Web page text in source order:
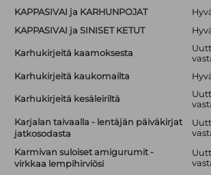
KAPPASIVAI ja KARHUNPOJAT
KAPPASIVAI ja SINISET KETUT
Karhukirjeitä kaamoksesta
Karhukirjeitä kaukomailta
Karhukirjeitä kesäleiriltä
Karjalan taivaalla - lentäjän päiväkirjat
jatkosodasta
Karmivan suloiset amigurumit -
virkkaa lempihirviösi